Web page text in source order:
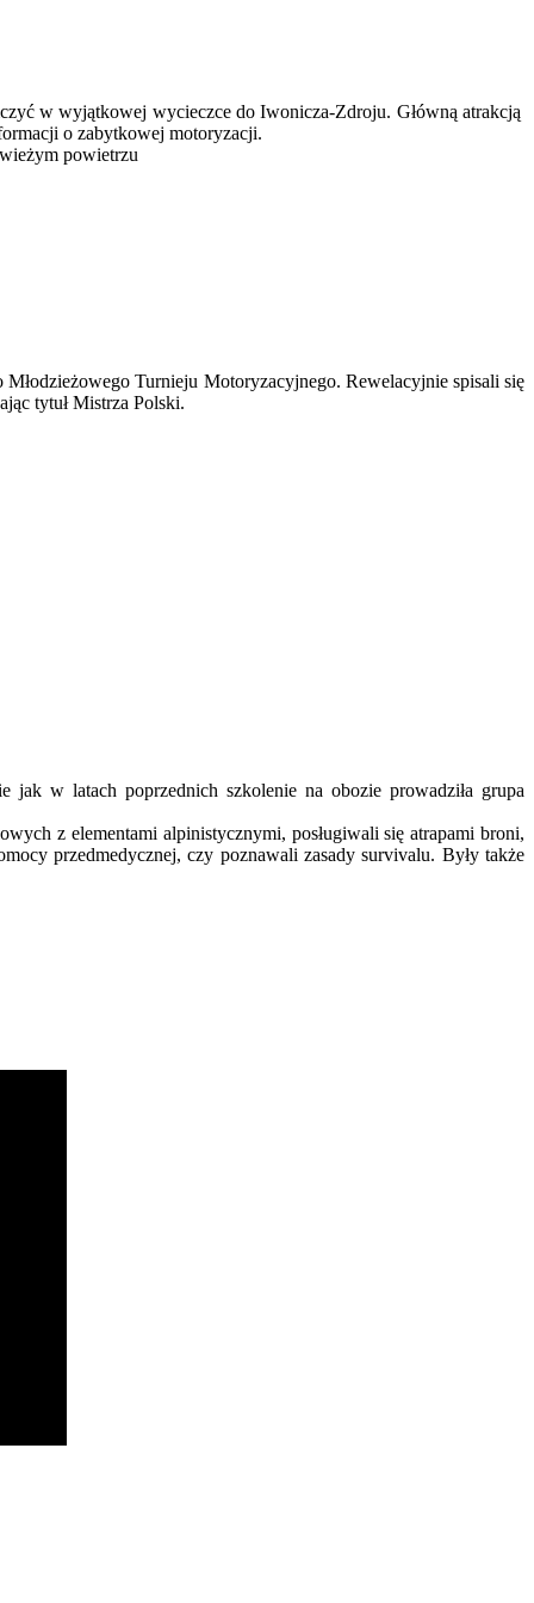
w wyjątkowej wycieczce do Iwonicza-Zdroju. Główną atrakcją
o zabytkowej motoryzacji.
powietrzu
Turnieju Motoryzacyjnego. Rewelacyjnie spisali się
tytuł Mistrza Polski.
w latach poprzednich szkolenie na obozie prowadziła grupa
z elementami alpinistycznymi, posługiwali się atrapami broni,
przedmedycznej, czy poznawali zasady survivalu. Były także